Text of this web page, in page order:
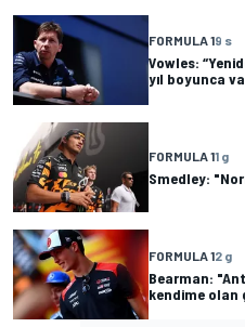
FORMULA 19 s
Vowles:
yıl boyunca
FORMULA 11 g
Smedley:
FORMULA 12 g
Bearman:
kendime olan